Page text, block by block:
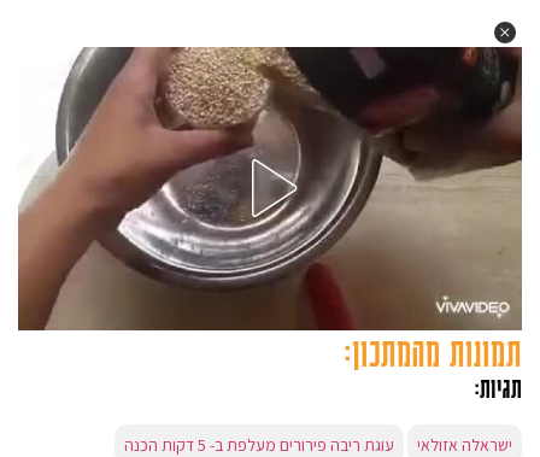
תמונות מהמתכון:
תגיות:
ישראלה אזולאי עוגת ריבה פירורים מעלפת ב- 5 דקות הכנה